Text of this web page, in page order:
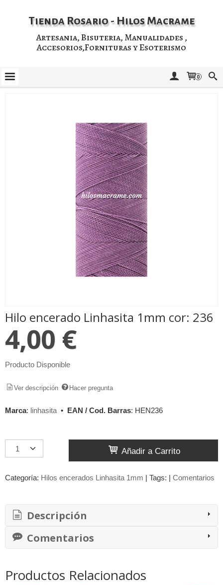
Tienda Rosario - Hilos Macrame
Artesania, Bisuteria, Manualidades ,
Accesorios,Fornituras y Esoterismo
0
Hilo encerado Linhasita 1mm cor: 236
4,00 €
Producto Disponible
Ver descripción Hacer pregunta
Marca: linhasita • EAN / Cod. Barras: HEN236
Añadir a Carrito
Categoría: Hilos encerados Linhasita 1mm | Tags: | Comentarios
Descripción
Comentarios
Productos Relacionados